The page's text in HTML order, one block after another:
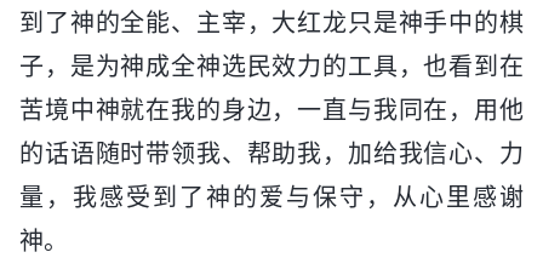
到了神的全能、主宰，大红龙只是神手中的棋
子，是为神成全神选民效力的工具，也看到在
苦境中神就在我的身边，一直与我同在，用他
的话语随时带领我、帮助我，加给我信心、力
量，我感受到了神的爱与保守，从心里感谢
神。